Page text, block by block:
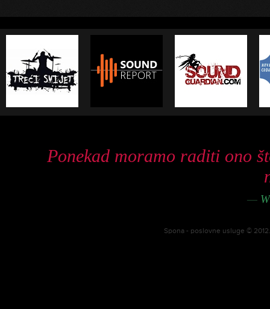
Ponekad moramo raditi ono
—
Spona - poslovne usluge ©